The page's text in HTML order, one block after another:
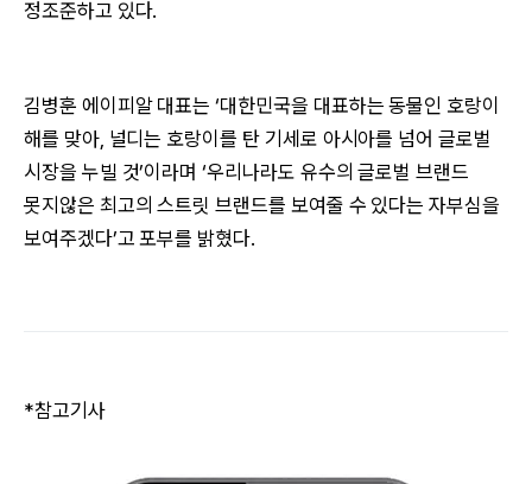
정조준하고 있다.
김병훈 에이피알 대표는 ‘대한민국을 대표하는 동물인 호랑이
해를 맞아, 널디는 호랑이를 탄 기세로 아시아를 넘어 글로벌
시장을 누빌 것’이라며 ‘우리나라도 유수의 글로벌 브랜드
못지않은 최고의 스트릿 브랜드를 보여줄 수 있다는 자부심을
보여주겠다’고 포부를 밝혔다.
*참고기사